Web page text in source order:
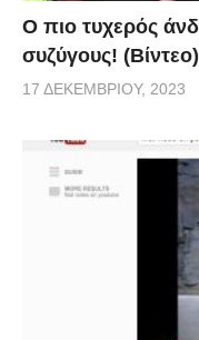
Ο πιο τυχερός
συζύγους! (Βίντεο)
17 ΔΕΚΕΜΒΡΊΟΥ, 2023